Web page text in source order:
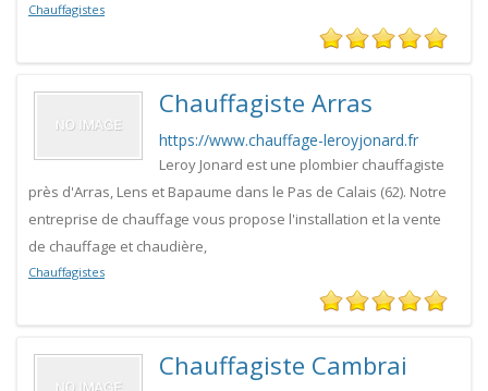
Chauffagistes
Chauffagiste Arras
https://www.chauffage-leroyjonard.fr
Leroy Jonard est une plombier chauffagiste
près d'Arras, Lens et Bapaume dans le Pas de Calais (62). Notre
entreprise de chauffage vous propose l'installation et la vente
de chauffage et chaudière,
Chauffagistes
Chauffagiste Cambrai